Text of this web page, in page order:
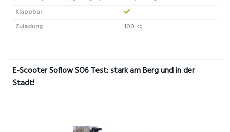
Klappbar
Zuladung
100 kg
E-Scooter Soflow SO6 Test: stark am Berg und in der
Stadt!